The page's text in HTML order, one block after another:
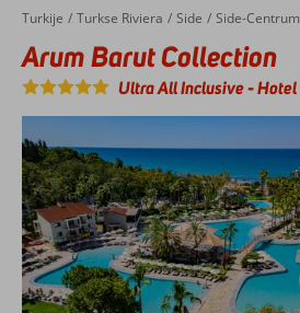
Thalasso
Home
Turkije Turkse Riviera Side Side-Centrum
Arum Barut Collection
Arum Barut Collection
Ultra All Inclusive-Hotel